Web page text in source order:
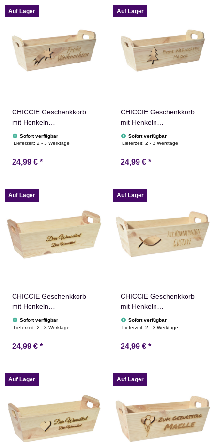
Adventskalender Nikolaus
Adventskalender Nikolaus
Auf Lager
CHICCIE Geschenkkorb
mit Henkeln
Personalisierbar
Sternschnuppe Wunschtext
Holz Geschenkidee
Adventskalender Nikolaus
Sofort verfügbar
Lieferzeit:2 - 3 Werktage
24,99 € *
Auf Lager
CHICCIE Geschenkkorb
mit Henkeln
Personalisierbar Tanne
Wunschtext 35x11x13cm
Geschenkidee Holzkiste
Adventskalender Nikolaus
Sofort verfügbar
Lieferzeit:2 - 3 Werktage
24,99 € *
Auf Lager
CHICCIE Geschenkkorb
mit Henkeln
Personalisierbar
Wunschtext 35x11x13cm
Geschenkidee Holzkiste
Personalisierung
Sofort verfügbar
Lieferzeit:2 - 3 Werktage
24,99 € *
Auf Lager
CHICCIE Geschenkkorb
mit Henkeln
Personalisierbar
Wunschtext mit Fisch
Holz Geschenkidee
Sofort verfügbar
Lieferzeit:2 - 3 Werktage
24,99 € *
Auf Lager Auf Lager